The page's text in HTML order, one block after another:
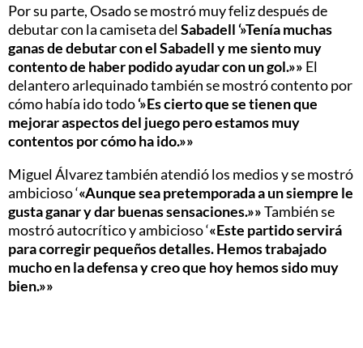
Por su parte, Osado se mostró muy feliz después de
debutar con la camiseta delSabadell ‘»Tenía muchas
ganas de debutar con el Sabadell y me siento muy
contento de haber podido ayudar con un gol.»» El
delantero arlequinado también se mostró contento por
cómo había ido todo‘»Es cierto que se tienen que
mejorar aspectos del juego pero estamos muy
contentos por cómo ha ido.»»
Miguel Álvarez también atendió los medios y se mostró
ambicioso ‘«Aunque sea pretemporada a un siempre le
gusta ganar y dar buenas sensaciones.»»También se
mostró autocrítico y ambicioso ‘«Este partido servirá
para corregir pequeños detalles. Hemos trabajado
mucho en la defensa y creo que hoy hemos sido muy
bien.»»